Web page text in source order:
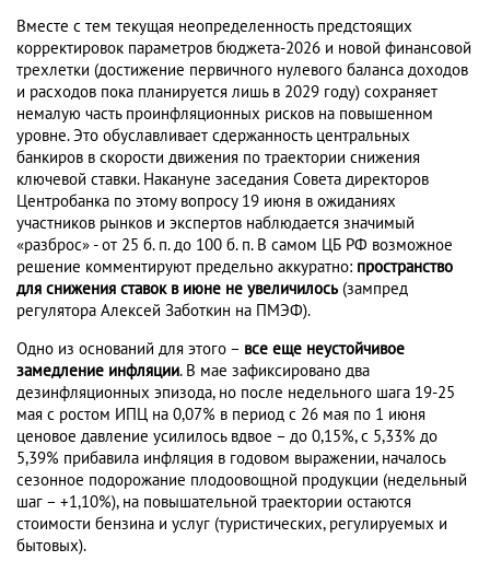
Вместе с тем текущая неопределенность предстоящих
корректировок параметров бюджета-2026 и новой финансовой
трехлетки (достижение первичного нулевого баланса доходов
и расходов пока планируется лишь в 2029 году) сохраняет
немалую часть проинфляционных рисков на повышенном
уровне. Это обуславливает сдержанность центральных
банкиров в скорости движения по траектории снижения
ключевой ставки. Накануне заседания Совета директоров
Центробанка по этому вопросу 19 июня в ожиданиях
участников рынков и экспертов наблюдается значимый
«разброс» - от 25 б. п. до 100 б. п. В самом ЦБ РФ возможное
решение комментируют предельно аккуратно: пространство
для снижения ставок в июне не увеличилось (зампред
регулятора Алексей Заботкин на ПМЭФ).
Одно из оснований для этого – все еще неустойчивое
замедление инфляции. В мае зафиксировано два
дезинфляционных эпизода, но после недельного шага 19-25
мая с ростом ИПЦ на 0,07% в период с 26 мая по 1 июня
ценовое давление усилилось вдвое – до 0,15%, с 5,33% до
5,39% прибавила инфляция в годовом выражении, началось
сезонное подорожание плодоовощной продукции (недельный
шаг – +1,10%), на повышательной траектории остаются
стоимости бензина и услуг (туристических, регулируемых и
бытовых).